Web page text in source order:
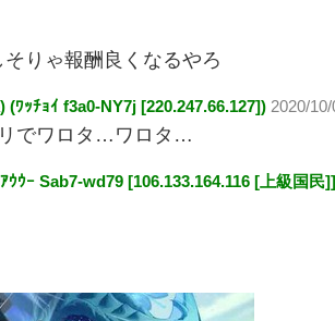
りゃ報酬良くなるやろ
ﾜｯﾁｮｲ f3a0-NY7j [220.247.66.127]) 2020/
でワロタ…ワロタ…
ｳｰ Sab7-wd79 [106.133.164.116 [上級国民